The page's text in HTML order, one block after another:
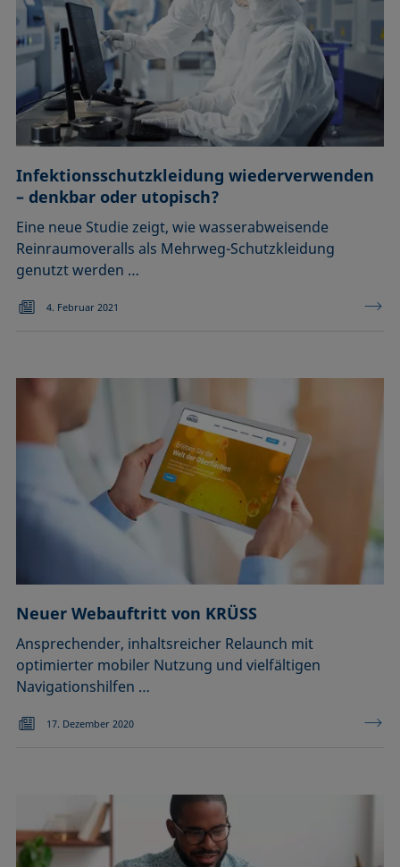
Infektionsschutzkleidung wiederverwenden
– denkbar oder utopisch?
Eine neue Studie zeigt, wie wasserabweisende
Reinraumoveralls als Mehrweg-Schutzkleidung
genutzt werden …
4. Februar 2021
Neuer Webauftritt von KRÜSS
Ansprechender, inhaltsreicher Relaunch mit
optimierter mobiler Nutzung und vielfältigen
Navigationshilfen …
17. Dezember 2020